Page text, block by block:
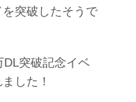
突破したそうで
DL突破記念イベ
した！